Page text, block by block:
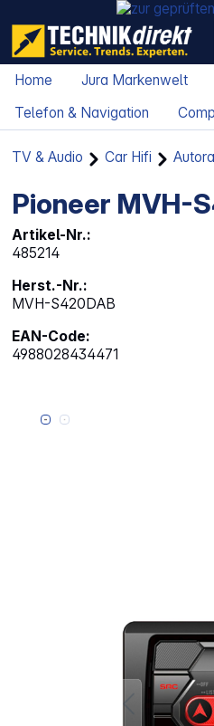
Home Jura Markenwelt
Telefon & Navigation
TV & Audio Car Hifi
Pioneer MVH-
Artikel-Nr.:
485214
Herst.-Nr.:
MVH-S420DAB
EAN-Code:
4988028434471
Bildergalerie überspringen